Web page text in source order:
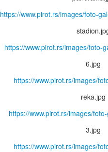
https://www.pirot.rs/images/foto-
https://www.pirot.rs/images/foto-
6.jpg
https://www.pirot.rs/images/
reka.jpg
https://www.pirot.rs/images/
3.jpg
https://www.pirot.rs/images/